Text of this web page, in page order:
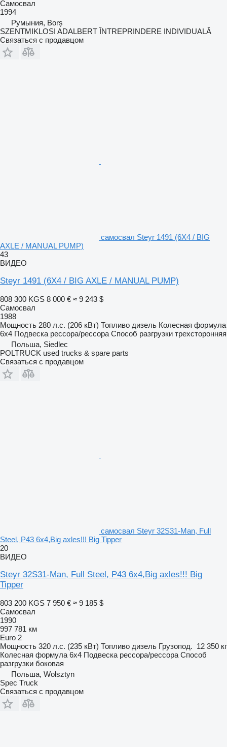
Самосвал
1994
Румыния, Borș
SZENTMIKLOSI ADALBERT ÎNTREPRINDERE INDIVIDUALĂ
Связаться с продавцом
самосвал Steyr 1491 (6X4 / BIG
AXLE / MANUAL PUMP)
43
ВИДЕО
Steyr 1491 (6X4 / BIG AXLE / MANUAL PUMP)
808 300 KGS 8 000 € ≈ 9 243 $
Самосвал
1988
Мощность 280 л.с. (206 кВт) Топливо дизель Колесная формула
6x4 Подвеска рессора/рессора Способ разгрузки трехсторонняя
Польша, Siedlec
POLTRUCK used trucks & spare parts
Связаться с продавцом
самосвал Steyr 32S31-Man, Full
Steel, P43 6x4,Big axles!!! Big Tipper
20
ВИДЕО
Steyr 32S31-Man, Full Steel, P43 6x4,Big axles!!! Big
Tipper
803 200 KGS 7 950 € ≈ 9 185 $
Самосвал
1990
997 781 км
Euro 2
Мощность 320 л.с. (235 кВт) Топливо дизель Грузопод. 12 350 кг
Колесная формула 6x4 Подвеска рессора/рессора Способ
разгрузки боковая
Польша, Wolsztyn
Spec Truck
Связаться с продавцом